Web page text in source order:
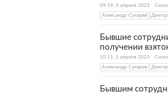
09:19, 3 апреля 2025
Александр Сухарев
Бывшие
получении
10:11, 1 апреля 2025
Александр Сухарев
Бывшим